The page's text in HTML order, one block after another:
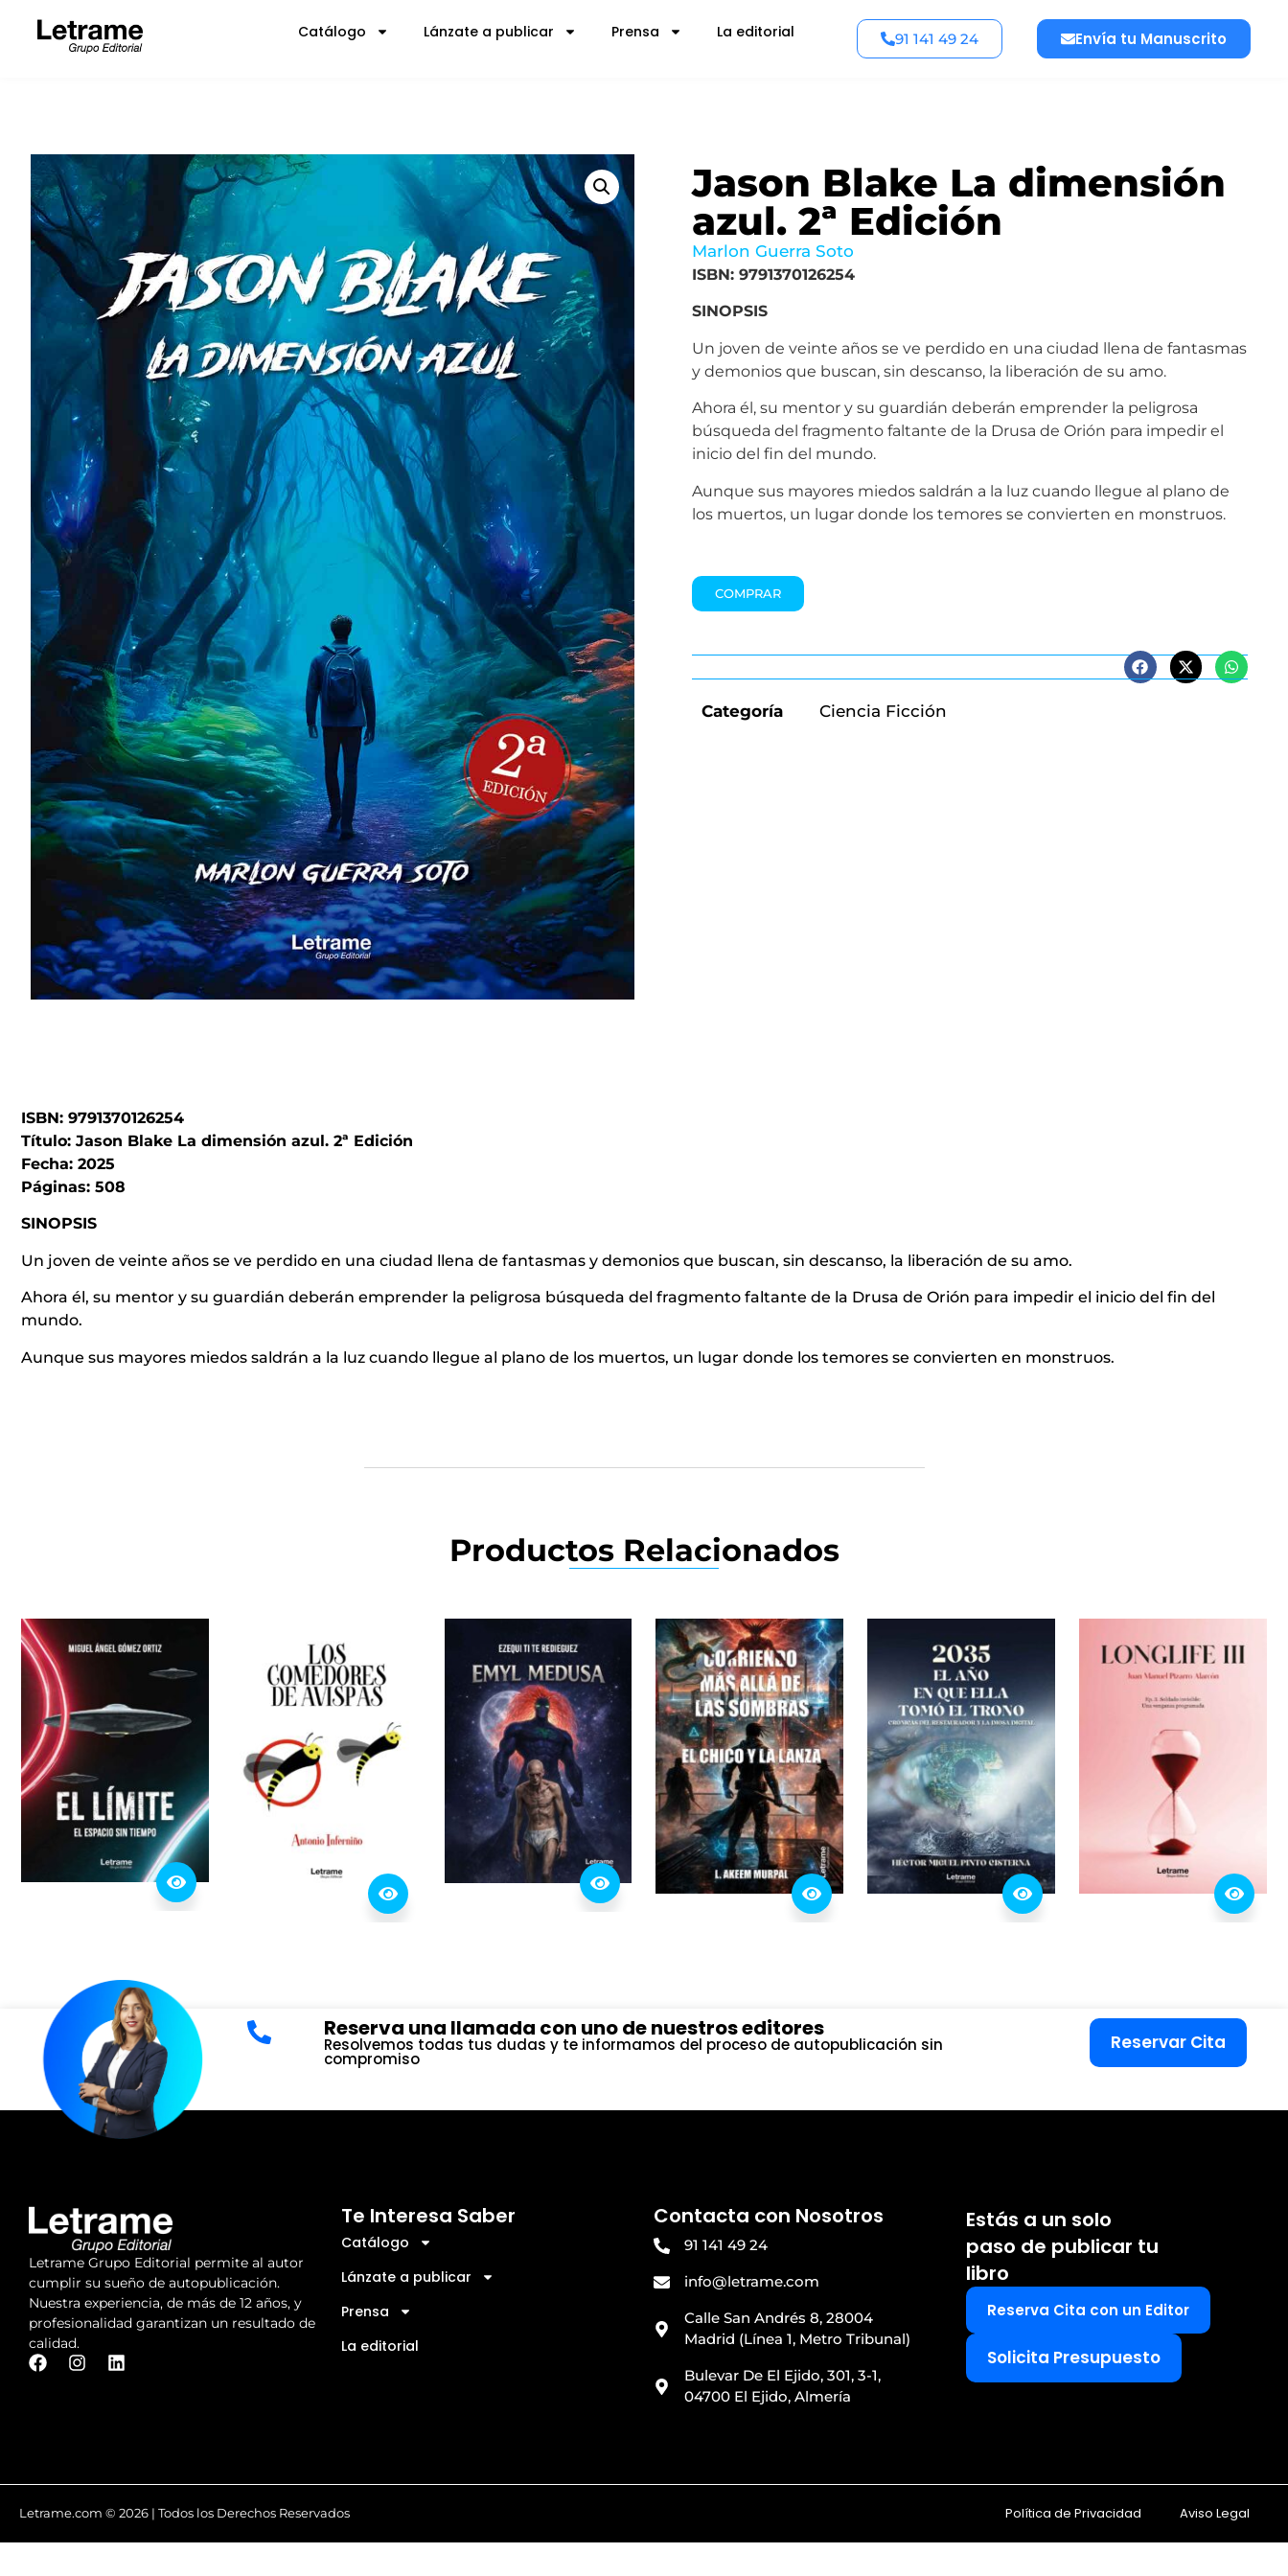
Catálogo Lánzate a publicar Prensa La editorial 91 141 49 24 Envía tu Manuscrito
Jason Blake La dimensión
azul. 2ª Edición
Marlon Guerra Soto
ISBN: 9791370126254
SINOPSIS
Un joven de veinte años se ve perdido en una ciudad llena de fantasmas
y demonios que buscan, sin descanso, la liberación de su amo.
Ahora él, su mentor y su guardián deberán emprender la peligrosa
búsqueda del fragmento faltante de la Drusa de Orión para impedir el
inicio del fin del mundo.
Aunque sus mayores miedos saldrán a la luz cuando llegue al plano de
los muertos, un lugar donde los temores se convierten en monstruos.
COMPRAR
Categoría Ciencia Ficción
ISBN: 9791370126254
Título: Jason Blake La dimensión azul. 2ª Edición
Fecha: 2025
Páginas: 508
SINOPSIS
Un joven de veinte años se ve perdido en una ciudad llena de fantasmas y demonios que buscan, sin descanso, la liberación de su amo.
Ahora él, su mentor y su guardián deberán emprender la peligrosa búsqueda del fragmento faltante de la Drusa de Orión para impedir el inicio del fin del
mundo.
Aunque sus mayores miedos saldrán a la luz cuando llegue al plano de los muertos, un lugar donde los temores se convierten en monstruos.
Productos Relacionados
Reserva una llamada con uno de nuestros editores
Resolvemos todas tus dudas y te informamos del proceso de autopublicación sin
compromiso
Reservar Cita
Letrame Grupo Editorial permite al autor
cumplir su sueño de autopublicación.
Nuestra experiencia, de más de 12 años, y
profesionalidad garantizan un resultado de
calidad.
Te Interesa Saber
Catálogo
Lánzate a publicar
Prensa
La editorial
Contacta con Nosotros
91 141 49 24
info@letrame.com
Calle San Andrés 8, 28004
Madrid (Línea 1, Metro Tribunal)
Bulevar De El Ejido, 301, 3-1,
04700 El Ejido, Almería
Estás a un solo
paso de publicar tu
libro
Reserva Cita con un Editor
Solicita Presupuesto
Letrame.com © 2026 | Todos los Derechos Reservados Política de Privacidad Aviso Legal